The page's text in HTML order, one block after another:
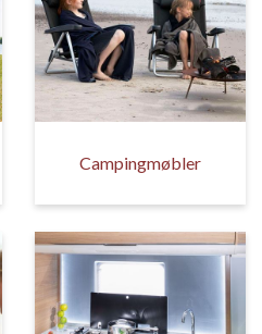
Campingmøbler